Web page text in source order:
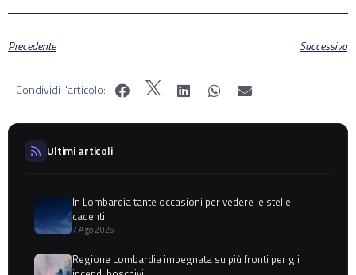
Precedente Successivo
Condividi l'articolo:
Ultimi articoli
In Lombardia tante occasioni per vedere le stelle
cadenti
7 Ago 2026
Regione Lombardia impegnata su più fronti per gli